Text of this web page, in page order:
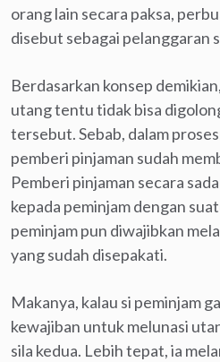
orang lain secara paksa,
disebut sebagai pelanggaran
Berdasarkan konsep
utang tentu tidak bisa
tersebut. Sebab, dalam
pemberi pinjaman sudah
Pemberi pinjaman secara
kepada peminjam dengan
peminjam pun diwajibkan
yang sudah disepakati.
Makanya, kalau si peminjam
kewajiban untuk melunasi
sila kedua. Lebih tepat, ia